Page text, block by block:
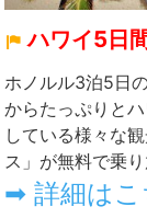
ハワイ5日
ホノルル3泊5日
からたっぷりと
している様々な
ス」が無料で乗
➡ 詳細はこ